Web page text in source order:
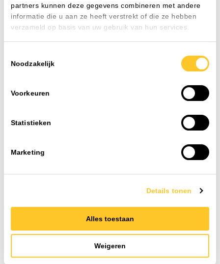
partners kunnen deze gegevens combineren met andere
informatie die u aan ze heeft verstrekt of die ze hebben
verzameld op basis van uw gebruik van hun services.
Noodzakelijk
Voorkeuren
Statistieken
Marketing
Details tonen
Alles toestaan
Weigeren
CARINA
CARINA RT 250x150mm 15W 830/840 +SEN+EM IP65
zwart
Watt15 W
CRI80-89
Nom. spanning
Veelgestelde vragen
gedoe met lange levertijden of onbereikbare helpdesks.
TLight begrijpt dat. Vanuit ons centraal gelegen
distributiecentrum in Heijen (Limburg), direct aan de A73